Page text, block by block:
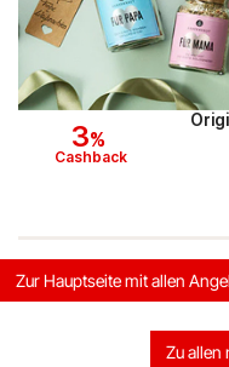
Bosch
EMP
CAMP DAVID &
3%
Cashback
Zur Hauptseite mit allen
Zu allen